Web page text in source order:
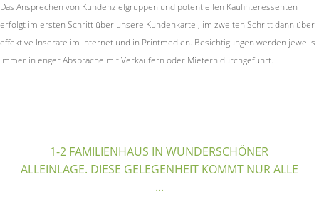
Das Ansprechen von Kundenzielgruppen und potentiellen Kaufinteressenten
erfolgt im ersten Schritt über unsere Kundenkartei, im zweiten Schritt dann über
effektive Inserate im Internet und in Printmedien. Besichtigungen werden jeweils
immer in enger Absprache mit Verkäufern oder Mietern durchgeführt.
1-2 FAMILIENHAUS IN WUNDERSCHÖNER
ALLEINLAGE. DIESE GELEGENHEIT KOMMT NUR ALLE
...